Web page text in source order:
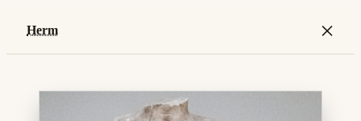
Herm ×